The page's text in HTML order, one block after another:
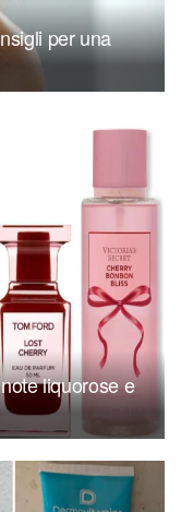
per una
liquorose e